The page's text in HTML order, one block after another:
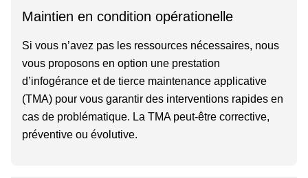
Maintien en condition opérationelle
Si vous n’avez pas les ressources nécessaires, nous
vous proposons en option une prestation
d’infogérance et de tierce maintenance applicative
(TMA) pour vous garantir des interventions rapides en
cas de problématique. La TMA peut-être corrective,
préventive ou évolutive.